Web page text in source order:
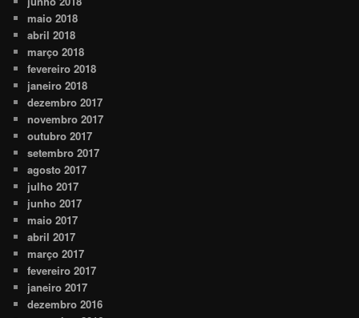
maio 2018
abril 2018
março 2018
fevereiro 2018
janeiro 2018
dezembro 2017
novembro 2017
outubro 2017
setembro 2017
agosto 2017
julho 2017
junho 2017
maio 2017
abril 2017
março 2017
fevereiro 2017
janeiro 2017
dezembro 2016